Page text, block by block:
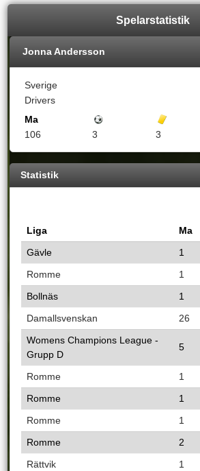
Spelarstatistik
Jonna Andersson
Sverige
Drivers
Ma
106
3 3
Statistik
Liga Ma
Gävle
1
Romme
1
Bollnäs
1
Damallsvenskan
26
Womens Champions League -
Grupp D
5
Romme 1
Romme
1
Romme
1
Romme
2
Rättvik
1